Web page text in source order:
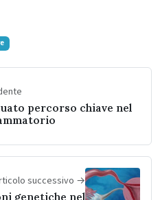
percorso chiave nel
successivo →
genetiche nel